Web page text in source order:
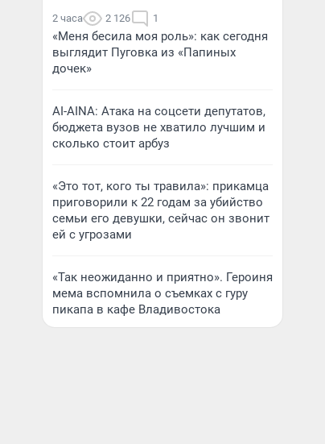
2 часа 2 126 1
«Меня бесила моя роль»: как сегодня
выглядит Пуговка из «Папиных
дочек»
AI-AINA: Атака на соцсети депутатов,
бюджета вузов не хватило лучшим и
сколько стоит арбуз
«Это тот, кого ты травила»: прикамца
приговорили к 22 годам за убийство
семьи его девушки, сейчас он звонит
ей с угрозами
«Так неожиданно и приятно». Героиня
мема вспомнила о съемках с гуру
пикапа в кафе Владивостока